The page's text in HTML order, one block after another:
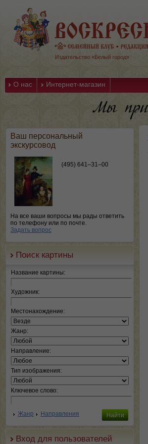
Издательство «Белый город»
О нас Интернет-магазин
Ваш персональный
экскурсовод
(495) 641–31–00
На все ваши вопросы мы рады ответить
по телефону или по почте.
Задать вопрос
Поиск картины
Название картины:
Художник:
Местонахождение:
Жанр:
Направление:
Тип изображения:
Ключевое слово:
Жанр Направления
Вход для пользователей